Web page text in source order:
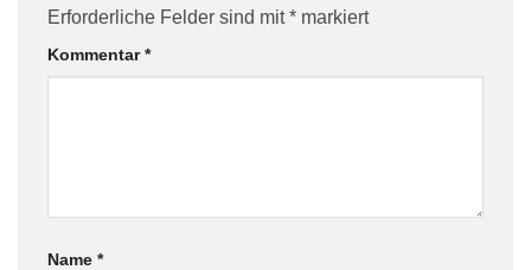
Erforderliche Felder sind mit* markiert
Kommentar*
Name *